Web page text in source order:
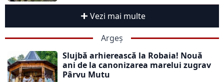
Vezi mai multe
Argeș
Slujbă arhierească la Robaia! Nouă
ani de la canonizarea marelui zugrav
Pârvu Mutu